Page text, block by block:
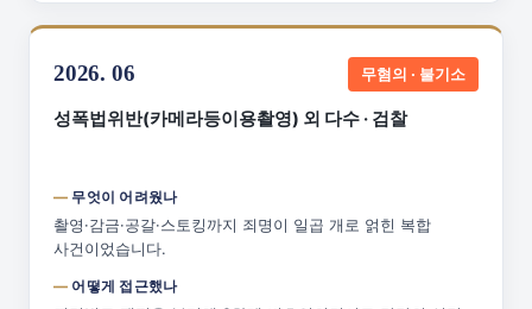
2026. 06 무혐의 · 불기소
성폭법위반(카메라등이용촬영) 외 다수 · 검찰
무엇이 어려웠나
촬영·감금·공갈·스토킹까지 죄명이 일곱 개로 얽힌 복합
사건이었습니다.
어떻게 접근했나